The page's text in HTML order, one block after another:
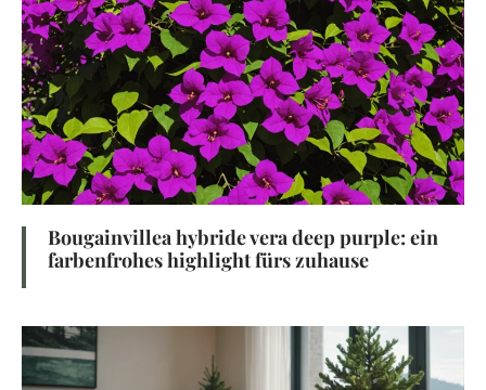
Bougainvillea hybride vera deep purple: ein
farbenfrohes highlight fürs zuhause